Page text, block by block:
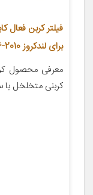
برای لندکروز 2010-2016
معرفی محصول
کربنی متخلخل